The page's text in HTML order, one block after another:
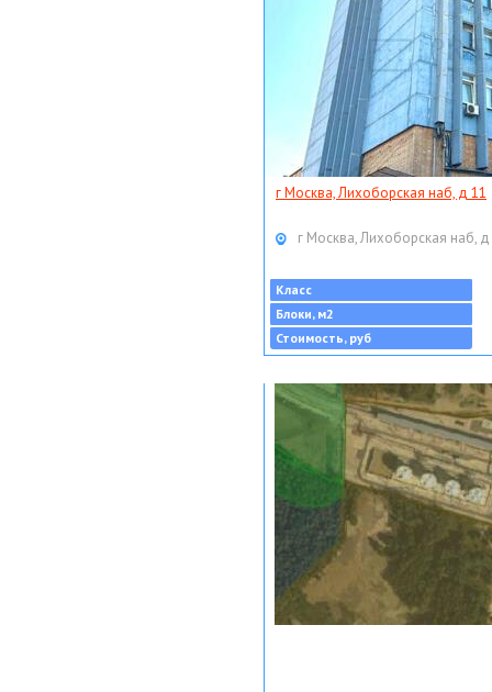
г Москва, Лихоборская наб, д 11
г Москва, Лихоборская наб,
Класс
Блоки, м2
Стоимость, руб